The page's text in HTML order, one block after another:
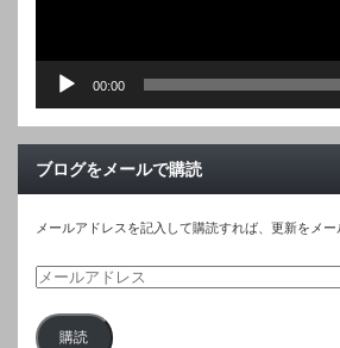
00:00
ブログをメールで購読
メールアドレスを記入して購読すれば、更新をメー
メ
ル 購読